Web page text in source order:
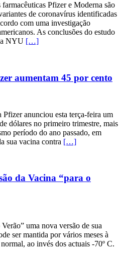
Pfizer e Moderna são
de coronavírus identificadas
com uma investigação
As conclusões do estudo
NYU […]
aumentam 45 por cento
anunciou esta terça-feira um
dólares no primeiro trimestre, mais
período do ano passado, em
sua vacina contra […]
da Vacina “para o
uma nova versão de sua
ser mantida por vários meses à
ao invés dos actuais -70º C.